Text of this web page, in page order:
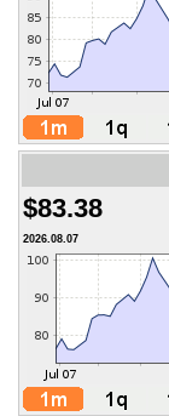
$83.38
2026.08.07